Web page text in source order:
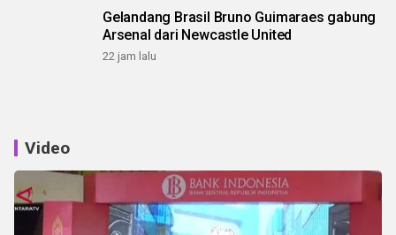
Gelandang Brasil Bruno Guimaraes gabung
Arsenal dari Newcastle United
22 jam lalu
Video